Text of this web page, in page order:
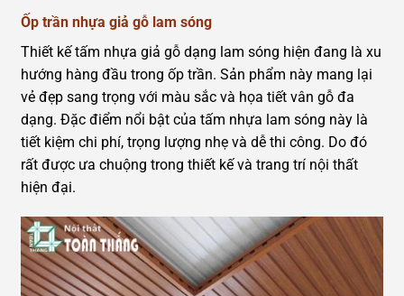
Ốp trần nhựa giả gỗ lam sóng
Thiết kế tấm nhựa giả gỗ dạng lam sóng hiện đang là xu
hướng hàng đầu trong ốp trần. Sản phẩm này mang lại
vẻ đẹp sang trọng với màu sắc và họa tiết vân gỗ đa
dạng. Đặc điểm nổi bật của tấm nhựa lam sóng này là
tiết kiệm chi phí, trọng lượng nhẹ và dễ thi công. Do đó
rất được ưa chuộng trong thiết kế và trang trí nội thất
hiện đại.